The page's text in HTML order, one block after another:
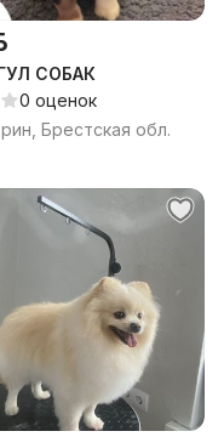
СОБАК
0 оценок
Брестская обл.